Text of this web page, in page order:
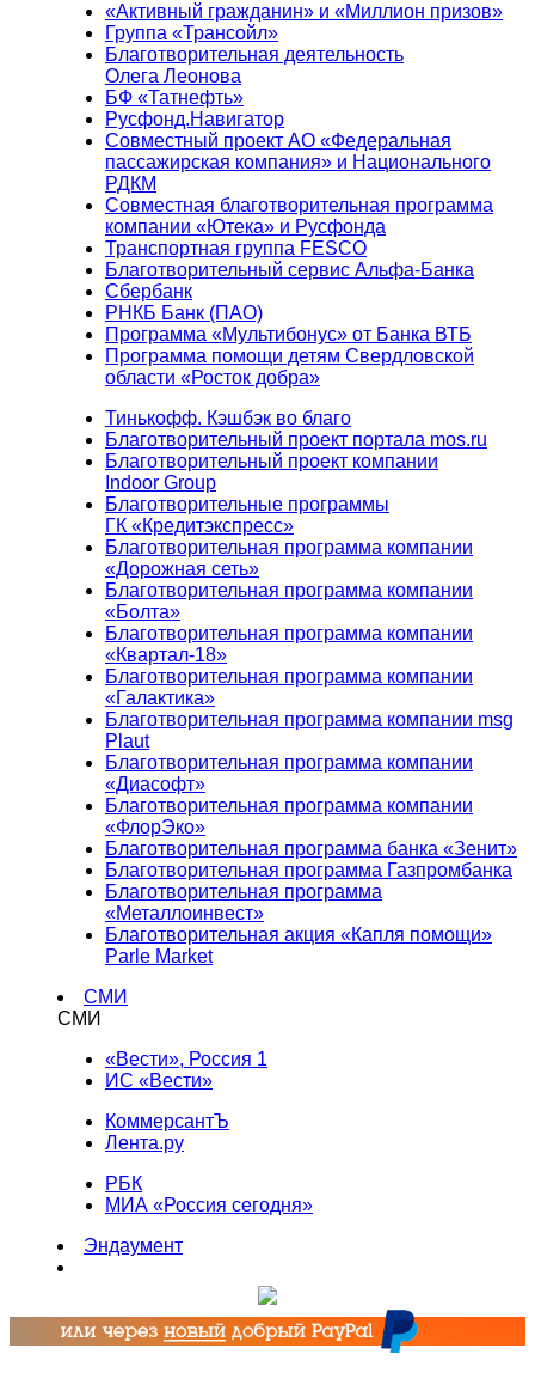
«Активный гражданин» и «Миллион призов»
Группа «Трансойл»
Благотворительная деятельность
Олега Леонова
БФ «Татнефть»
Русфонд.Навигатор
Совместный проект АО «Федеральная
пассажирская компания» и Национального
РДКМ
Совместная благотворительная программа
компании «Ютека» и Русфонда
Транспортная группа FESCO
Благотворительный сервис Альфа-Банка
Сбербанк
РНКБ Банк (ПАО)
Программа «Мультибонус» от Банка ВТБ
Программа помощи детям Свердловской
области «Росток добра»
Тинькофф. Кэшбэк во благо
Благотворительный проект портала mos.ru
Благотворительный проект компании
Indoor Group
Благотворительные программы
ГК «Кредитэкспресс»
Благотворительная программа компании
«Дорожная сеть»
Благотворительная программа компании
«Болта»
Благотворительная программа компании
«Квартал-18»
Благотворительная программа компании
«Галактика»
Благотворительная программа компании msg
Plaut
Благотворительная программа компании
«Диасофт»
Благотворительная программа компании
«ФлорЭко»
Благотворительная программа банка «Зенит»
Благотворительная программа Газпромбанка
Благотворительная программа
«Металлоинвест»
Благотворительная акция «Капля помощи»
Parle Market
СМИ
СМИ
«Вести», Россия 1
ИС «Вести»
КоммерсантЪ
Лента.ру
РБК
МИА «Россия сегодня»
Эндаумент